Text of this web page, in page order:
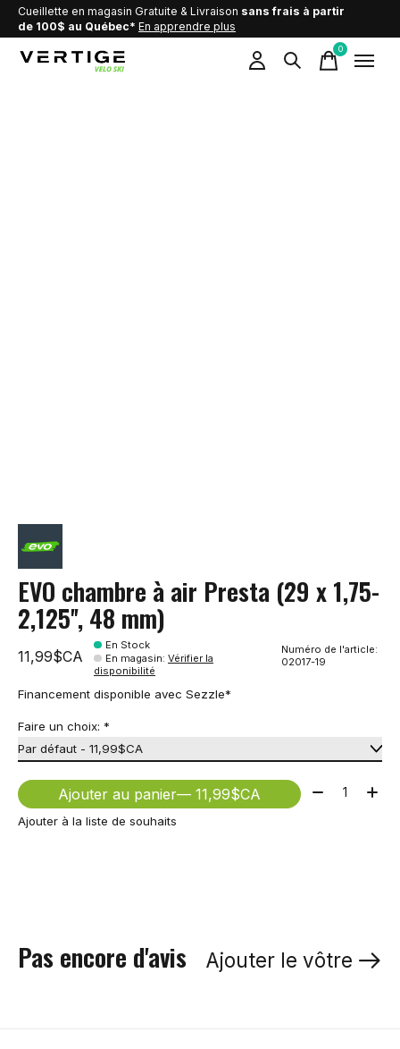
Cueillette en magasin Gratuite & Livraison sans frais à partir
de 100$ au Québec* En apprendre plus
0items
EVO chambre à air Presta (29 x 1,75-
2,125'', 48 mm)
11,99$CA
En Stock
En magasin:Vérifier la
disponibilité
Numéro de l'article:
02017-19
Financement disponible avec Sezzle*
Faire un choix: *
Ajouter au panier — 11,99$CA Quantité:
Ajouter à la liste de souhaits
Pas encore d'avis Ajouter le vôtre